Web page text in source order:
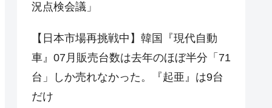
況点検会議」
【日本市場再挑戦中】韓国『現代自動
車』07月販売台数は去年のほぼ半分「71
台」しか売れなかった。『起亜』は9台
だけ